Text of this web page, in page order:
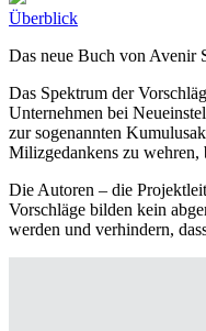
Überblick
Das neue Buch von Avenir
Das Spektrum der
Unternehmen bei
zur sogenannten
Milizgedankens zu wehren,
Die Autoren – die
Vorschläge bilden kein
werden und verhindern,